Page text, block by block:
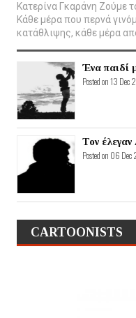
Κατερίνα Γκαράνη Ζούμε
Κάθε μέρα που περνά
κατάθλιψης, κάθε μέρα
Ένα παιδί
Posted on 13
Τον
Posted on 06
CARTOONISTS